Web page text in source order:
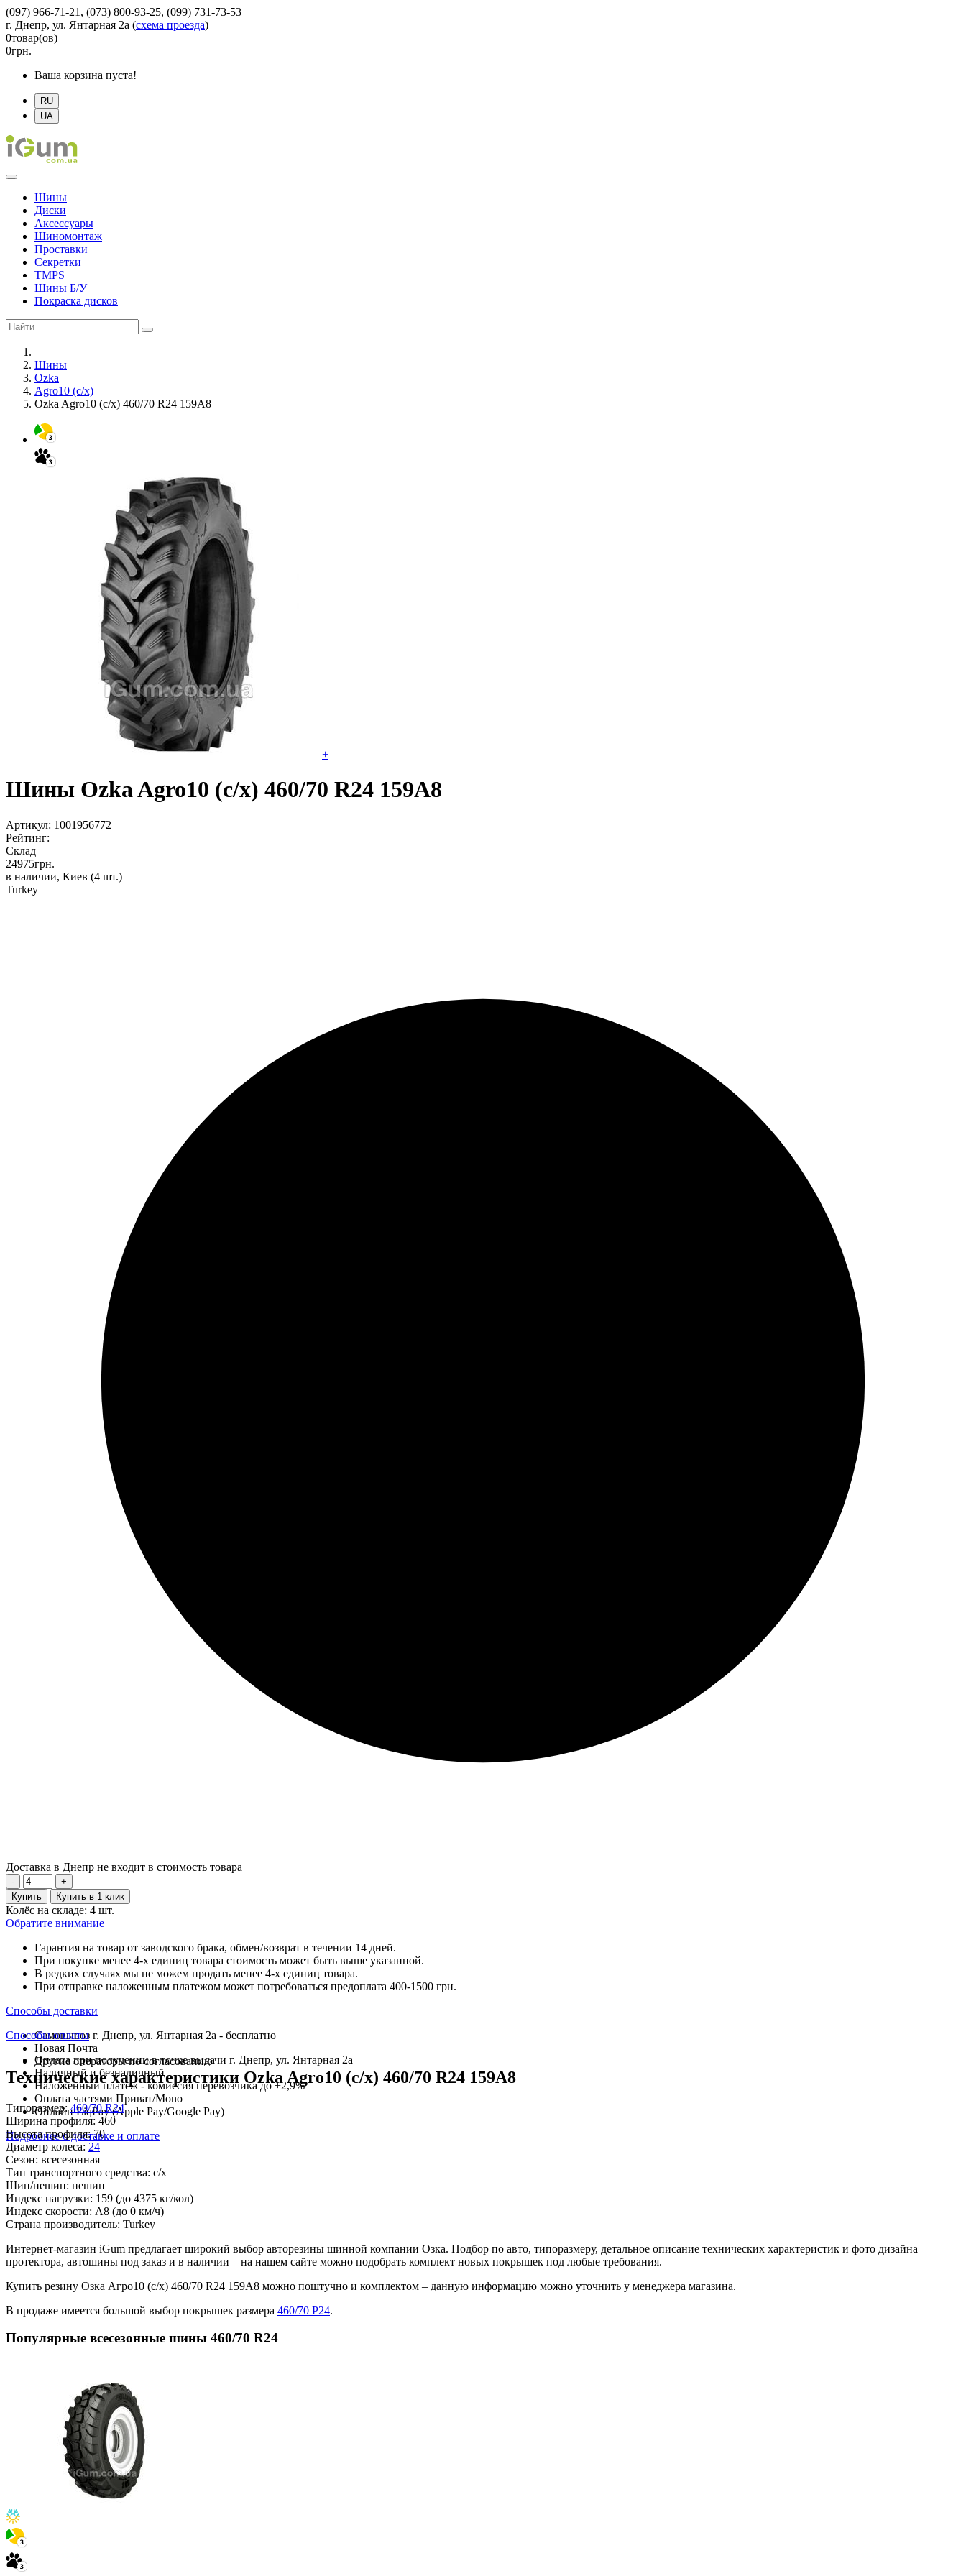
(097) 966-71-21, (073) 800-93-25, (099) 731-73-53
г. Днепр, ул. Янтарная 2а (схема проезда)
0товар(ов)
0грн.
Ваша корзина пуста!
RU
UA
Шины
Диски
Аксессуары
Шиномонтаж
Проставки
Секретки
TMPS
Шины Б/У
Покраска дисков
Шины
Ozka
Agro10 (с/х)
Ozka Agro10 (с/х) 460/70 R24 159A8
+
Шины Ozka Agro10 (с/х) 460/70 R24 159A8
Артикул: 1001956772
Рейтинг:
Склад
24975грн.
в наличии, Киев (4 шт.)
Turkey
Доставка в Днепр не входит в стоимость товара
-
+
Купить
Купить в 1 клик
Колёс на складе: 4 шт.
Обратите внимание
Гарантия на товар от заводского брака, обмен/возврат в течении 14 дней.
При покупке менее 4-х единиц товара стоимость может быть выше указанной.
В редких случаях мы не можем продать менее 4-х единиц товара.
При отправке наложенным платежом может потребоваться предоплата 400-1500 грн.
Способы доставки
Самовывоз г. Днепр, ул. Янтарная 2а - бесплатно
Новая Почта
Другие операторы по согласованию
Способы оплаты
Оплата при получении в точке выдачи г. Днепр, ул. Янтарная 2а
Наличный и безналичный
Наложенный платеж - комиссия перевозчика до +2,9%
Оплата частями Приват/Mono
Онлайн LiqPay (Apple Pay/Google Pay)
Подробнее о доставке и оплате
Технические характеристики Ozka Agro10 (с/х) 460/70 R24 159A8
Типоразмер:460/70 R24
Ширина профиля: 460
Высота профиля:70
Диаметр колеса: 24
Сезон: всесезонная
Тип транспортного средства: с/х
Шип/нешип: нешип
Индекс нагрузки: 159 (до 4375 кг/кол)
Индекс скорости: A8 (до 0 км/ч)
Страна производитель: Turkey
Интернет-магазин iGum предлагает широкий выбор авторезины шинной компании Озка. Подбор по авто, типоразмеру, детальное описание технических характеристик и фото дизайна
протектора, автошины под заказ и в наличии – на нашем сайте можно подобрать комплект новых покрышек под любые требования.
Купить резину Озка Агро10 (с/х) 460/70 R24 159A8 можно поштучно и комплектом – данную информацию можно уточнить у менеджера магазина.
В продаже имеется большой выбор покрышек размера 460/70 Р24.
Популярные всесезонные шины 460/70 R24